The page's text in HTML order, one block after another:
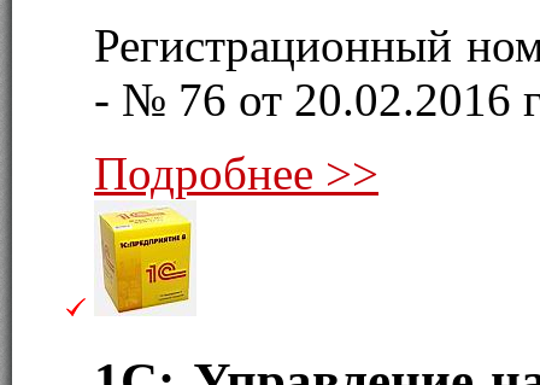
Регистрационный
- № 76 от 20.02.2016
Подробнее >>